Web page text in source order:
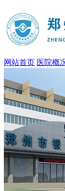
网站首页 医院概